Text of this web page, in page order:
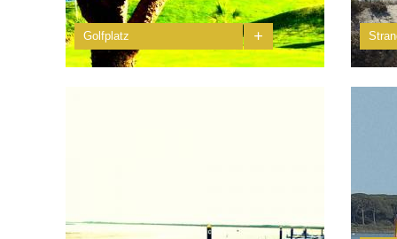
Golfplatz +
verfügt über 27 Löcher und drei...